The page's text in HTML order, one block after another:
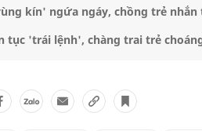
kín' ngứa ngáy, chồng trẻ
tục 'trái lệnh', chàng trai trẻ